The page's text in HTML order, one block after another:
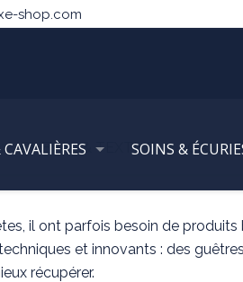
shop.com
SOINS &
CHEVAL & TEXTILE
il ont parfois besoin de produits
et innovants : des
récupérer.